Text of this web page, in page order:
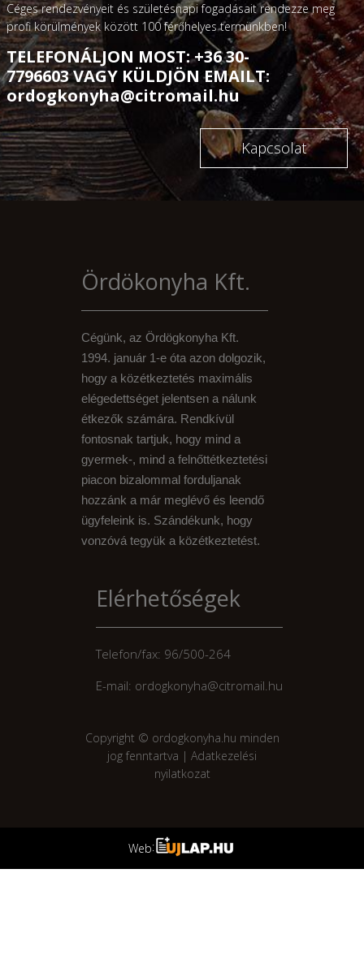
Céges rendezvényeit és születésnapi fogadásait rendezze meg
profi körülmények között 100 férőhelyes termünkben!
TELEFONÁLJON MOST: +36 30-
7796603 VAGY KÜLDJÖN EMAILT:
ordogkonyha@citromail.hu
Kapcsolat
Ördökonyha Kft.
Cégünk, az Ördögkonyha Kft.
1994. január 1-e óta azon dolgozik,
hogy a közétkeztetés maximális
elégedettséget jelentsen a nálunk
étkezők számára. Rendkívül
fontosnak tartjuk, hogy mind a
gyermek-, mind a felnőttétkeztetési
piacon bizalommal forduljanak
hozzánk a már meglévő és leendő
ügyfeleink is. Szándékunk, hogy
vonzóvá tegyük a közétkeztetést.
Elérhetőségek
Telefon/fax: 96/500-264
E-mail: ordogkonyha@citromail.hu
Copyright © ordogkonyha.hu minden
jog fenntartva | Adatkezelési
nyilatkozat
Web: